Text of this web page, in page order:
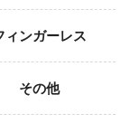
ィンガーレス
その他